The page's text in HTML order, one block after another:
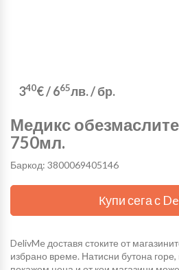
340€/665лв./ бр.
Медикс
750мл.
Баркод: 3800069405146
Купи сега с
DelivMe доставя стоките от
избрано време. Натисни бутона